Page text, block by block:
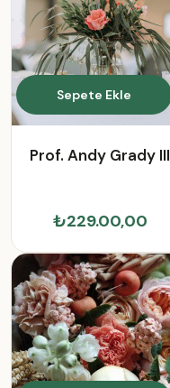
Sepete Ekle
Prof. Andy Grady III
₺229.00,00